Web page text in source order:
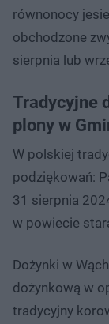
równonocy
obchodzone
sierpnia lub
Tradycyjne
plony w
W polskiej
podziękowań:
31 sierpnia
w powiecie
Dożynki w
dożynkową w
tradycyjny